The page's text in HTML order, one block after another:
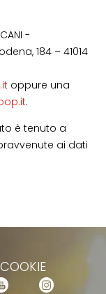
-
184 – 41014
oppure una
.
è tenuto a
ai dati
COOKIE